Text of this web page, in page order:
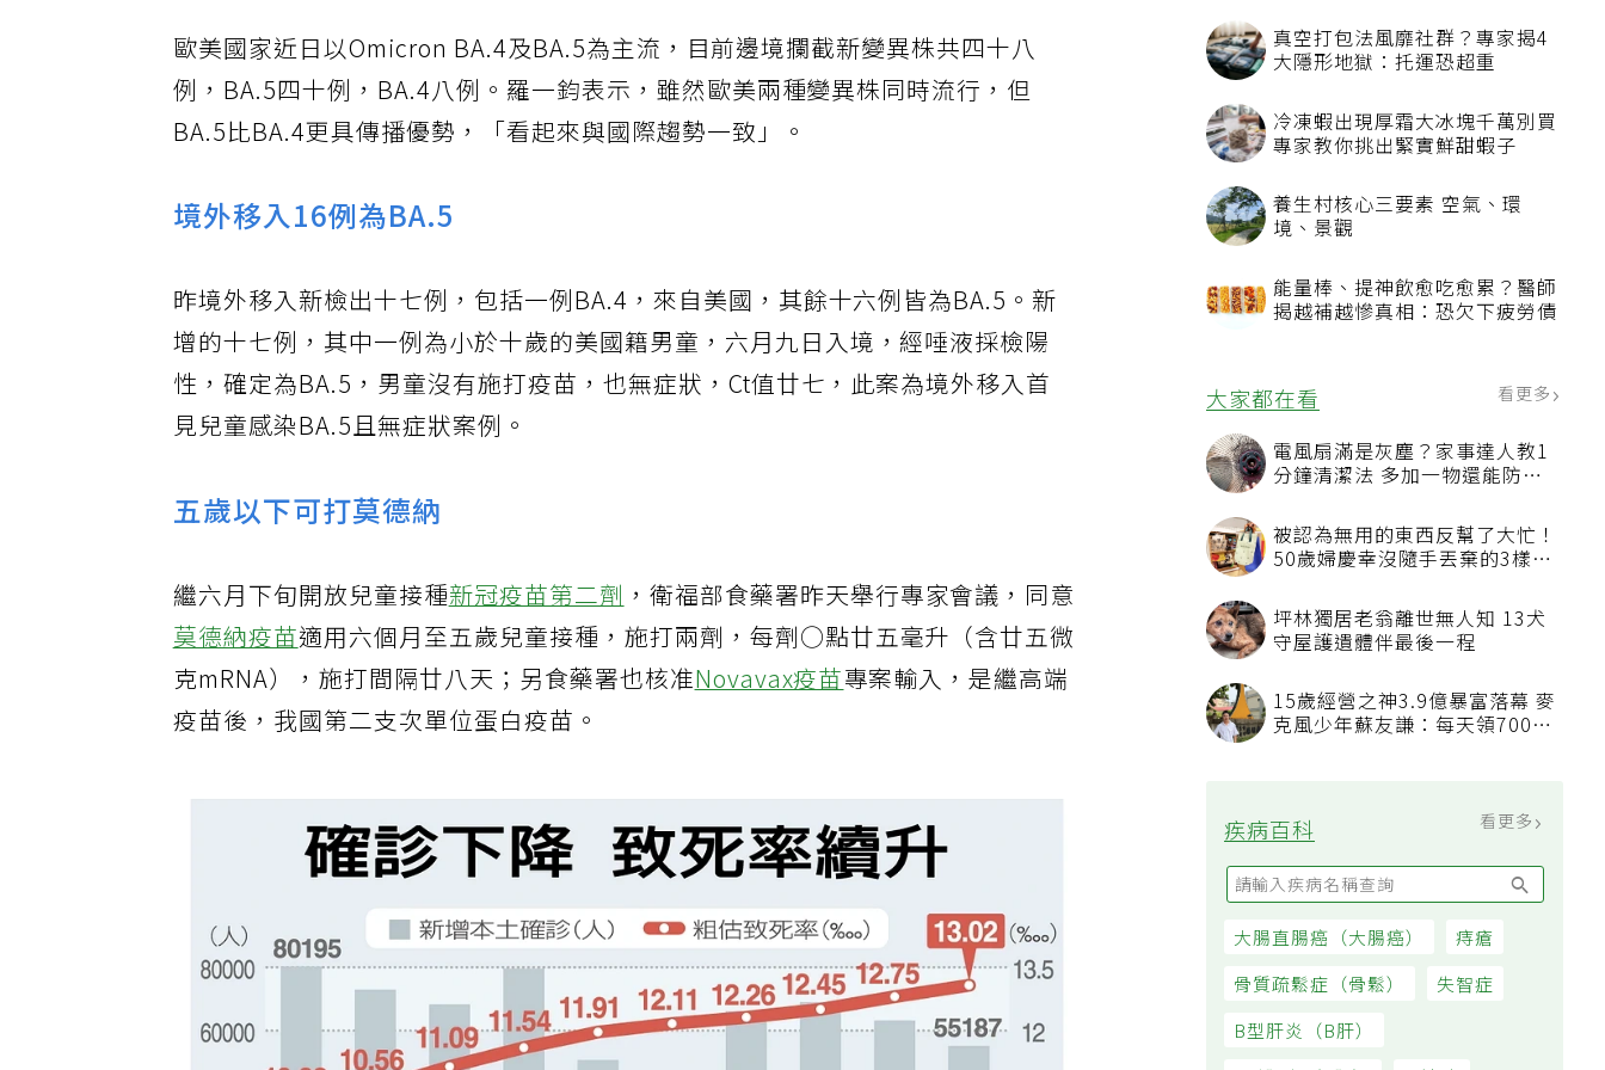
歐美國家近日以Omicron BA.4及BA.5為主流，目前邊境攔截新變異株共四十八
例，BA.5四十例，BA.4八例。羅一鈞表示，雖然歐美兩種變異株同時流行，但
BA.5比BA.4更具傳播優勢，「看起來與國際趨勢一致」。
境外移入16例為BA.5
昨境外移入新檢出十七例，包括一例BA.4，來自美國，其餘十六例皆為BA.5。新
增的十七例，其中一例為小於十歲的美國籍男童，六月九日入境，經唾液採檢陽
性，確定為BA.5，男童沒有施打疫苗，也無症狀，Ct值廿七，此案為境外移入首
見兒童感染BA.5且無症狀案例。
五歲以下可打莫德納
繼六月下旬開放兒童接種新冠疫苗第二劑 ，衛福部食藥署昨天舉行專家會議，同意
莫德納疫苗適用六個月至五歲兒童接種，施打兩劑，每劑○點廿五毫升（含廿五微
克mRNA），施打間隔廿八天；另食藥署也核准Novavax疫苗專案輸入，是繼高端
疫苗後，我國第二支次單位蛋白疫苗。